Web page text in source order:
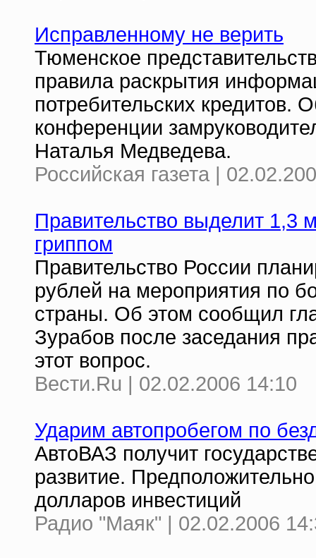
Исправленному не верить
Тюменское
правила раскрытия
потребительских кредитов.
конференции
Наталья Медведева.
Российская газета |
Правительство выделит 1,3
гриппом
Правительство России
рублей на мероприятия по
страны. Об этом сообщил
Зурабов после заседания
этот вопрос.
Вести.Ru | 02.02.2006 14:10
Ударим автопробегом по
АвтоВАЗ получит
развитие.
долларов инвестиций
Радио "Маяк" | 02.02.2006